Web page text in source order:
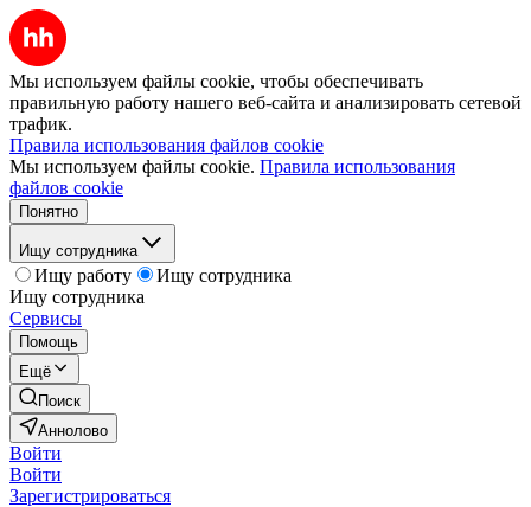
Мы используем файлы cookie, чтобы обеспечивать
правильную работу нашего веб-сайта и анализировать сетевой
трафик.
Правила использования файлов cookie
Мы используем файлы cookie. Правила использования
файлов cookie
Понятно
Ищу сотрудника
Ищу работу
Ищу сотрудника
Ищу сотрудника
Сервисы
Помощь
Ещё
Поиск
Аннолово
Войти
Войти
Зарегистрироваться